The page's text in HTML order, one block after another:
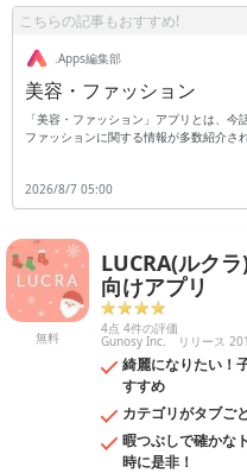
こちらの記事もおすすめ!
.Apps編集部
美容・ファッション
「美容・ファッション」アプリとは、
ファッションに関する情報が多数紹介さ
ています。若い女性の方だけでなく、年
ある情報が多いので使用することをお勧
方が中心となっていますが、まだ美容・
も楽しめる内容となっているのでダウン
す。いつでも簡単に情報を検索すること
2026/8/7 05:00
無料
LUCRA(ルク
向けアプリ
4点 4件の評価
Gunosy Inc. リリース
綺麗になりたい！
すすめ
カテゴリがタブご
暇つぶしで確かな
時に是非！